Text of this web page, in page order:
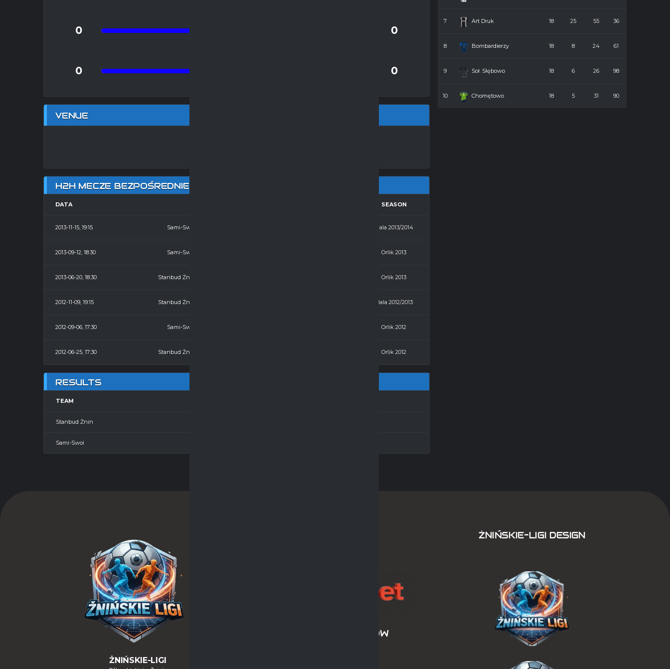
0 0
0 0
VENUE
H2H MECZE BEZPOŚREDNIE
DATA SEASON
2013-11-15, 19:15 Sami-Swoi Hala 2013/2014
2013-09-12, 18:30 Sami-Swoi Orlik 2013
2013-06-20, 18:30 Stanbud Żnin Orlik 2013
2012-11-09, 19:15 Stanbud Żnin Hala 2012/2013
2012-09-06, 17:30 Sami-Swoi Orlik 2012
2012-06-25, 17:30 Stanbud Żnin Orlik 2012
RESULTS
TEAM
Stanbud Żnin
Sami-Swoi
7 Art Druk 18 25 55 36
8 Bombardierzy 18 8 24 61
9 Soł. Słębowo 18 6 26 98
10 Chomętowo 18 5 31 90
ŻNIŃSKIE-LIGI
ARCHIWUM SEZONÓW
ŻNIŃSKIE-LIGI DESIGN